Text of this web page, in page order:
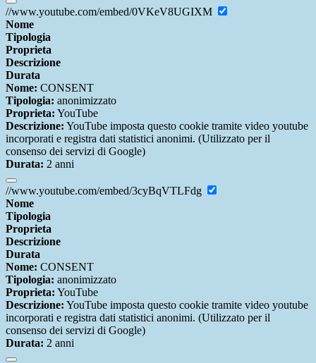
//www.youtube.com/embed/0VKeV8UGIXM
Nome
Tipologia
Proprieta
Descrizione
Durata
Nome: CONSENT
Tipologia: anonimizzato
Proprieta: YouTube
Descrizione: YouTube imposta questo cookie tramite video youtube
incorporati e registra dati statistici anonimi. (Utilizzato per il
consenso dei servizi di Google)
Durata: 2 anni
//www.youtube.com/embed/3cyBqVTLFdg
Nome
Tipologia
Proprieta
Descrizione
Durata
Nome: CONSENT
Tipologia: anonimizzato
Proprieta: YouTube
Descrizione: YouTube imposta questo cookie tramite video youtube
incorporati e registra dati statistici anonimi. (Utilizzato per il
consenso dei servizi di Google)
Durata: 2 anni